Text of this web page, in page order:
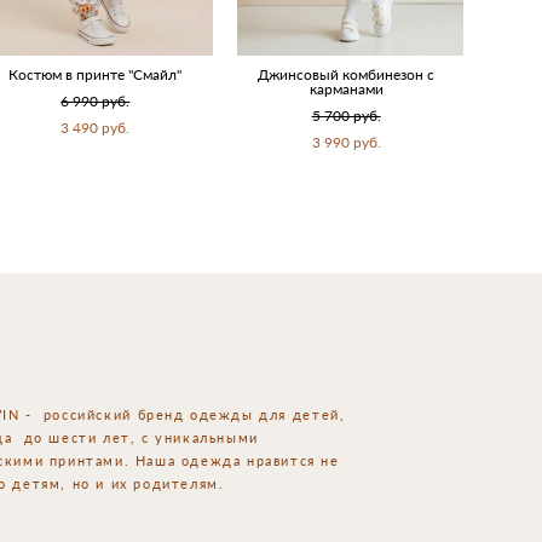
Костюм в принте "Cмайл"
6 990 pуб.
3 490 pуб.
Джинсовый комбинезон с
карманами
5 700 pуб.
3 990 pуб.
- российский бренд одежды для детей,
до шести лет, с уникальными
принтами. Наша одежда нравится не
детям, но и их родителям.